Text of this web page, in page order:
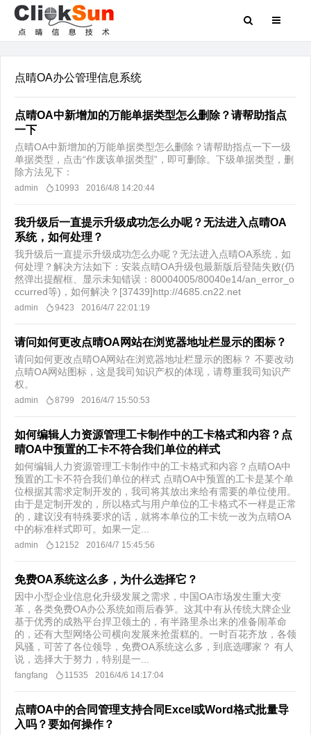
点晴OA办公管理信息系统
点晴OA中新增加的万能单据类型怎么删除？请帮助指点
一下
点晴OA中新增加的万能单据类型怎么删除？请帮助指点一下一级
单据类型，点击“作废该单据类型”，即可删除。下级单据类型，删
除方法见下：
admin 10993 2016/4/8 14:20:44
我升级后一直提示升级成功怎么办呢？无法进入点晴OA
系统，如何处理？
我升级后一直提示升级成功怎么办呢？无法进入点晴OA系统，如
何处理？解决方法如下：安装点晴OA升级包最新版后登陆失败(仍
然弹出提醒框、显示未知错误：80004005/80040e14/an_error_o
ccurred等)，如何解决？[37439]http://4685.cn22.net
admin 9423 2016/4/7 22:01:19
请问如何更改点晴OA网站在浏览器地址栏显示的图标？
请问如何更改点晴OA网站在浏览器地址栏显示的图标？ 不要改动
点晴OA网站图标，这是我司知识产权的体现，请尊重我司知识产
权。
admin 8799 2016/4/7 15:50:53
如何编辑人力资源管理工卡制作中的工卡格式和内容？点
晴OA中预置的工卡不符合我们单位的样式
如何编辑人力资源管理工卡制作中的工卡格式和内容？点晴OA中
预置的工卡不符合我们单位的样式 点晴OA中预置的工卡是某个单
位根据其需求定制开发的，我司将其放出来给有需要的单位使用。
由于是定制开发的，所以格式与用户单位的工卡格式不一样是正常
的，建议没有特殊要求的话，就将本单位的工卡统一改为点晴OA
中的标准样式即可。如果一定...
admin 12152 2016/4/7 15:45:56
免费OA系统这么多，为什么选择它？
因中小型企业信息化升级发展之需求，中国OA市场发生重大变
革，各类免费OA办公系统如雨后春笋。这其中有从传统大牌企业
基于优秀的成熟平台捍卫领土的，有半路里杀出来的准备闹革命
的，还有大型网络公司横向发展来抢蛋糕的。一时百花齐放，各领
风骚，可苦了各位领导，免费OA系统这么多，到底选哪家？ 有人
说，选择大于努力，特别是一...
fangfang 11535 2016/4/6 14:17:04
点晴OA中的合同管理支持合同Excel或Word格式批量导
入吗？要如何操作？